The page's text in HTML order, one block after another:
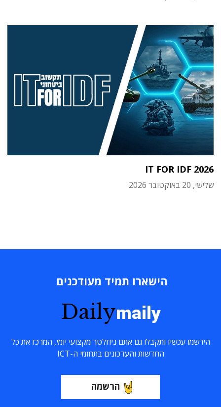
IT FOR IDF 2026
שלישי, 20 באוקטובר 2026
הישארו תמיד מעודכנים
Dailymaily
הירשמו עכשיו ותקבלו גם אתם ניוזלטר מקצועי יומי, המרכז את כל
החדשות והעדכונים בתחומי ה-ICT
הרשמה